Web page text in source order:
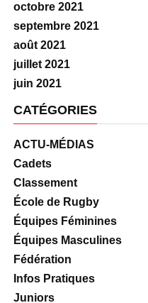
octobre 2021
septembre 2021
août 2021
juillet 2021
juin 2021
CATÉGORIES
ACTU-MÉDIAS
Cadets
Classement
École de Rugby
Équipes Féminines
Équipes Masculines
Fédération
Infos Pratiques
Juniors